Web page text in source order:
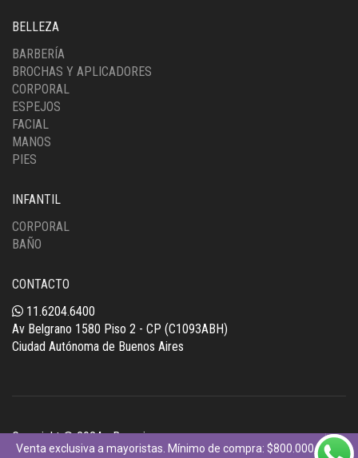
BELLEZA
BARBERÍA
BROCHAS Y APLICADORES
CORPORAL
ESPEJOS
FACIAL
MANOS
PIES
INFANTIL
CORPORAL
BAÑO
CONTACTO
11.6204.6400
Av Belgrano 1580 Piso 2 - CP (C1093ABH)
Ciudad Autónoma de Buenos Aires
Copyright © 2024 - Bunguis
Venta exclusiva a mayoristas. Mínimo de compra: $800.000 +